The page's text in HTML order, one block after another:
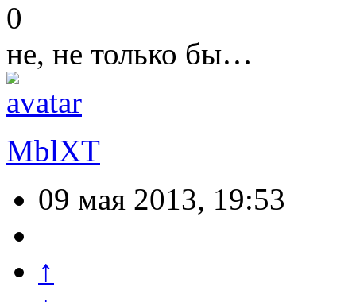
0
не, не только бы…
MblXT
09 мая 2013, 19:53
↑